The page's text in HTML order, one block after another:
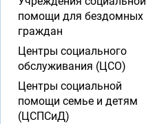
помощи для бездомных
граждан
Центры социального
обслуживания (ЦСО)
Центры социальной
помощи семье и детям
(ЦСПСиД)